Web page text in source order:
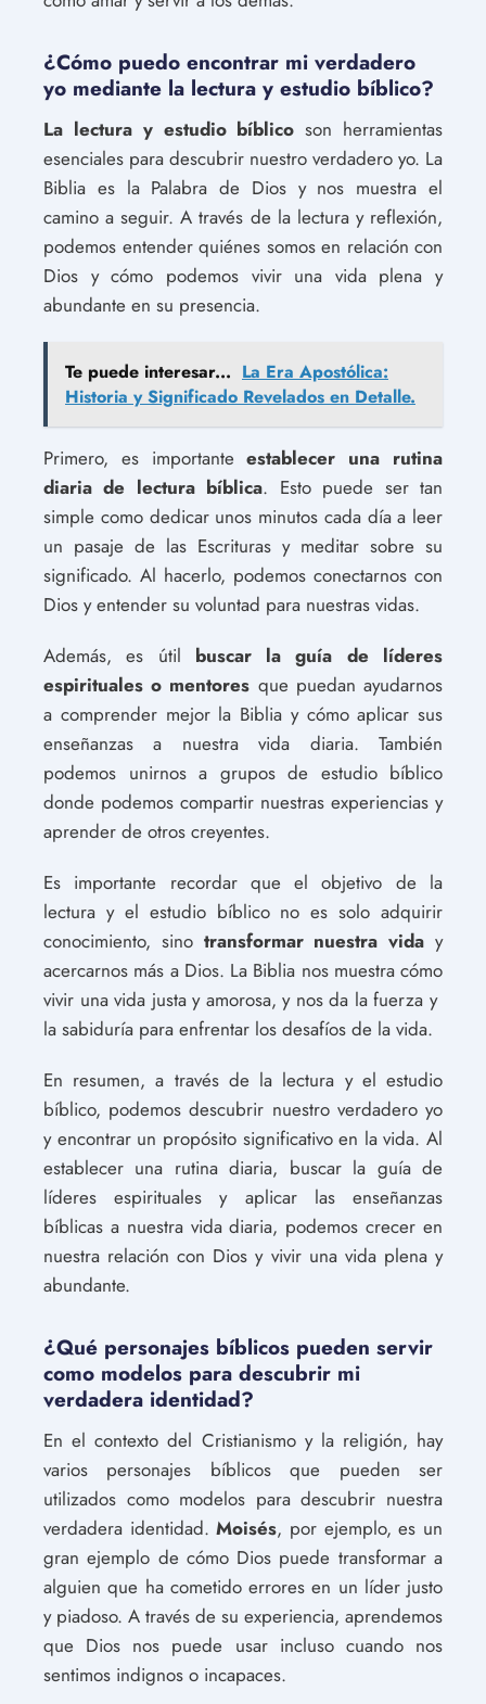
¿Cómo puedo encontrar mi verdadero
yo mediante la lectura y estudio bíblico?
La lectura y estudio bíblico son herramientas
esenciales para descubrir nuestro verdadero yo. La
Biblia es la Palabra de Dios y nos muestra el
camino a seguir. A través de la lectura y reflexión,
podemos entender quiénes somos en relación con
Dios y cómo podemos vivir una vida plena y
abundante en su presencia.
Te puede interesar... La Era Apostólica:
Historia y Significado Revelados en Detalle.
Primero, es importanteestablecer una rutina
diaria de lectura bíblica. Esto puede ser tan
simple como dedicar unos minutos cada día a leer
un pasaje de las Escrituras y meditar sobre su
significado. Al hacerlo, podemos conectarnos con
Dios y entender su voluntad para nuestras vidas.
Además, es útil buscar la guía de líderes
espirituales o mentores que puedan ayudarnos
a comprender mejor la Biblia y cómo aplicar sus
enseñanzas a nuestra vida diaria. También
podemos unirnos a grupos de estudio bíblico
donde podemos compartir nuestras experiencias y
aprender de otros creyentes.
Es importante recordar que el objetivo de la
lectura y el estudio bíblico no es solo adquirir
conocimiento, sino transformar nuestra vida y
acercarnos más a Dios. La Biblia nos muestra cómo
vivir una vida justa y amorosa, y nos da la fuerza y ​​
la sabiduría para enfrentar los desafíos de la vida.
En resumen, a través de la lectura y el estudio
bíblico, podemos descubrir nuestro verdadero yo
y encontrar un propósito significativo en la vida. Al
establecer una rutina diaria, buscar la guía de
líderes espirituales y aplicar las enseñanzas
bíblicas a nuestra vida diaria, podemos crecer en
nuestra relación con Dios y vivir una vida plena y
abundante.
¿Qué personajes bíblicos pueden servir
como modelos para descubrir mi
verdadera identidad?
En el contexto del Cristianismo y la religión, hay
varios personajes bíblicos que pueden ser
utilizados como modelos para descubrir nuestra
verdadera identidad.Moisés, por ejemplo, es un
gran ejemplo de cómo Dios puede transformar a
alguien que ha cometido errores en un líder justo
y piadoso. A través de su experiencia, aprendemos
que Dios nos puede usar incluso cuando nos
sentimos indignos o incapaces.